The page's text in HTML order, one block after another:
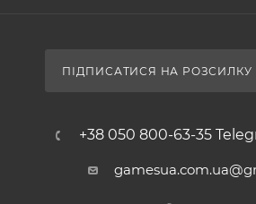
ПІДПИСАТИСЯ НА РОЗСИЛКУ
+38 050 800-63-35